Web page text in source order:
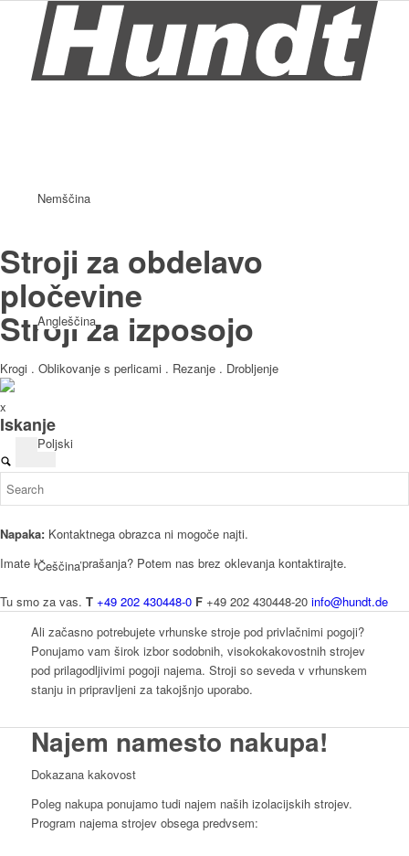
Nemščina
Angleščina
Poljski
Češčina
Nizozemščina
Francoščina
Stroji za obdelavo
pločevine
Stroji za izposojo
Krogi . Oblikovanje s perlicami . Rezanje . Drobljenje
x
Iskanje
Napaka: Kontaktnega obrazca ni mogoče najti.
Imate kakšna vprašanja? Potem nas brez oklevanja kontaktirajte.
Tu smo za vas. T +49 202 430448-0 F +49 202 430448-20 info@hundt.de
Ali začasno potrebujete vrhunske stroje pod privlačnimi pogoji?
Ponujamo vam širok izbor sodobnih, visokokakovostnih strojev
pod prilagodljivimi pogoji najema. Stroji so seveda v vrhunskem
stanju in pripravljeni za takojšnjo uporabo.
Najem namesto nakupa!
Dokazana kakovost
Poleg nakupa ponujamo tudi najem naših izolacijskih strojev.
Program najema strojev obsega predvsem: